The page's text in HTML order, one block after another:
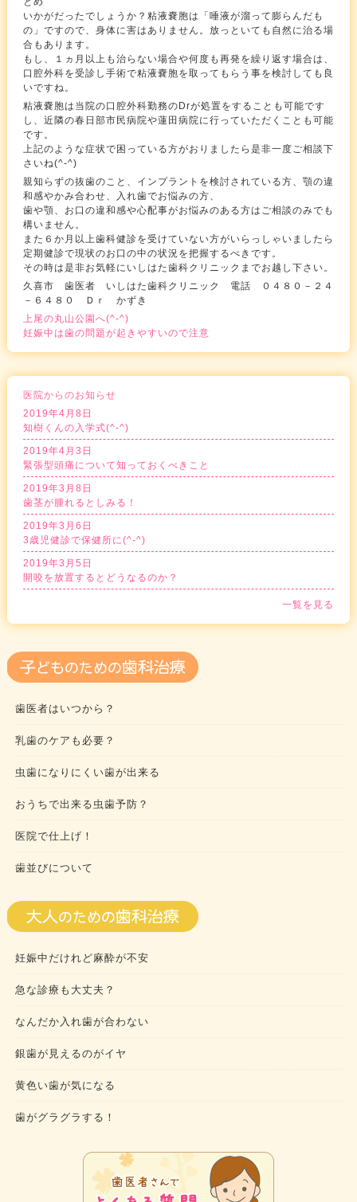
いかがだったでしょうか？粘液嚢胞は「唾液が溜って膨らんだも
の」ですので、身体に害はありません。放っといても自然に治る場
合もあります。
もし、１ヵ月以上も治らない場合や何度も再発を繰り返す場合は、
口腔外科を受診し手術で粘液嚢胞を取ってもらう事を検討しても良
いですね。
粘液嚢胞は当院の口腔外科勤務のDrが処置をすることも可能です
し、近隣の春日部市民病院や蓮田病院に行っていただくことも可能
です。
上記のような症状で困っている方がおりましたら是非一度ご相談下
さいね(^-^)
親知らずの抜歯のこと、インプラントを検討されている方、顎の違
和感やかみ合わせ、入れ歯でお悩みの方、
歯や顎、お口の違和感や心配事がお悩みのある方はご相談のみでも
構いません。
また６か月以上歯科健診を受けていない方がいらっしゃいましたら
定期健診で現状のお口の中の状況を把握するべきです。
その時は是非お気軽にいしはた歯科クリニックまでお越し下さい。
久喜市 歯医者 いしはた歯科クリニック 電話 ０４８０－２４
－６４８０ Ｄｒ かずき
上尾の丸山公園へ(^-^)
妊娠中は歯の問題が起きやすいので注意
医院からのお知らせ
2019年4月8日
知樹くんの入学式(^-^)
2019年4月3日
緊張型頭痛について知っておくべきこと
2019年3月8日
歯茎が腫れるとしみる！
2019年3月6日
3歳児健診で保健所に(^-^)
2019年3月5日
開咬を放置するとどうなるのか？
一覧を見る
歯医者はいつから？
乳歯のケアも必要？
虫歯になりにくい歯が出来る
おうちで出来る虫歯予防？
医院で仕上げ！
歯並びについて
妊娠中だけれど麻酔が不安
急な診療も大丈夫？
なんだか入れ歯が合わない
銀歯が見えるのがイヤ
黄色い歯が気になる
歯がグラグラする！